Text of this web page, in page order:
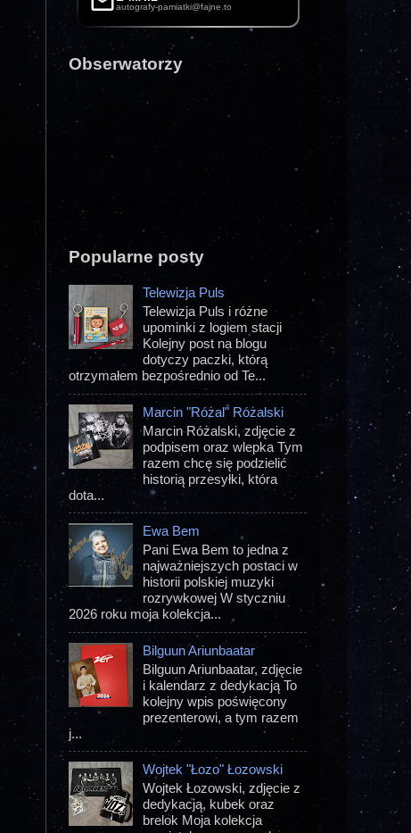
autografy-pamiatki@fajne.to
Obserwatorzy
Popularne posty
Telewizja Puls
Telewizja Puls i różne
upominki z logiem stacji
Kolejny post na blogu
dotyczy paczki, którą
otrzymałem bezpośrednio od Te...
Marcin "Różal" Różalski
Marcin Różalski, zdjęcie z
podpisem oraz wlepka Tym
razem chcę się podzielić
historią przesyłki, która
dota...
Ewa Bem
Pani Ewa Bem to jedna z
najważniejszych postaci w
historii polskiej muzyki
rozrywkowej W styczniu
2026 roku moja kolekcja...
Bilguun Ariunbaatar
Bilguun Ariunbaatar, zdjęcie
i kalendarz z dedykacją To
kolejny wpis poświęcony
prezenterowi, a tym razem
j...
Wojtek "Łozo" Łozowski
Wojtek Łozowski, zdjęcie z
dedykacją, kubek oraz
brelok Moja kolekcja